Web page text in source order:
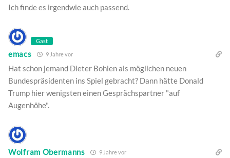
Ich finde es irgendwie auch passend.
Gast
emacs 9 Jahre vor
Hat schon jemand Dieter Bohlen als möglichen neuen
Bundespräsidenten ins Spiel gebracht? Dann hätte Donald
Trump hier wenigsten einen Gesprächspartner "auf
Augenhöhe".
Wolfram Obermanns 9 Jahre vor